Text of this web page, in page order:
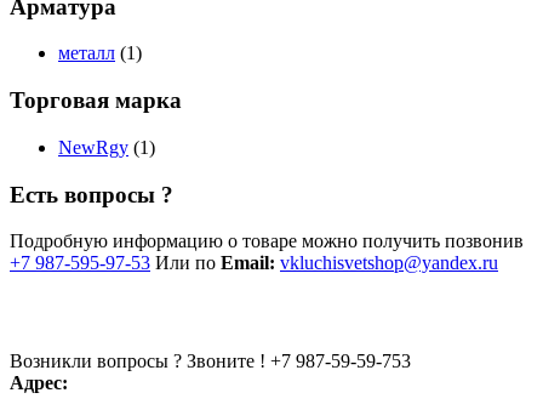
Арматура
металл (1)
Торговая марка
NewRgy (1)
Есть вопросы ?
Подробную информацию о товаре можно получить позвонив
+7 987-595-97-53 Или по Email: vkluchisvetshop@yandex.ru
Возникли вопросы ? Звоните ! +7 987-59-59-753
Адрес: